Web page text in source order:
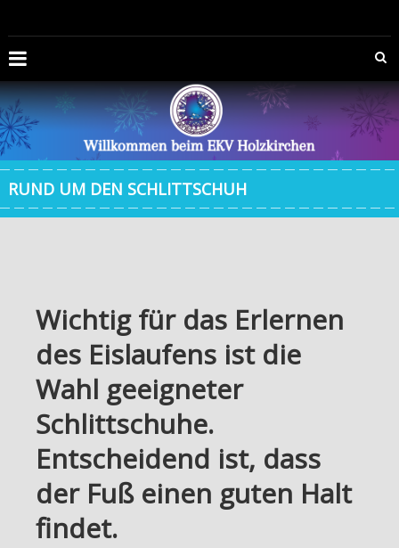
RUND UM DEN SCHLITTSCHUH
Wichtig für das Erlernen
des Eislaufens ist die
Wahl geeigneter
Schlittschuhe.
Entscheidend ist, dass
der Fuß einen guten Halt
findet.